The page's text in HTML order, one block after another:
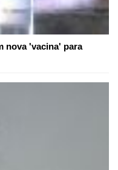
nova 'vacina' para